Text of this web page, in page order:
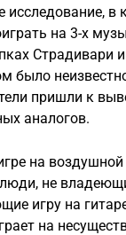
в
на 3-х
Страдивари
было
пришли к
аналогов.
на
не
игру на
на